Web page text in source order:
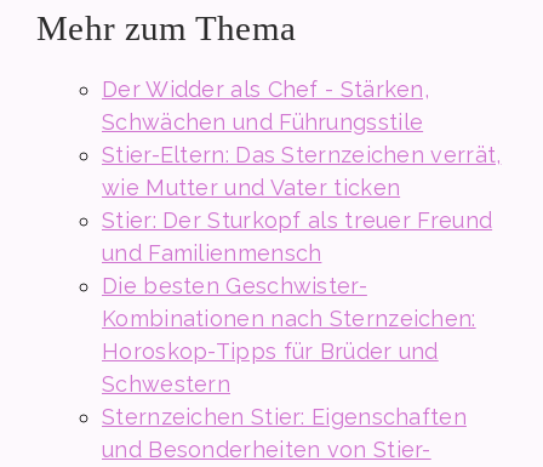
Mehr zum Thema
Der Widder als Chef - Stärken,
Schwächen und Führungsstile
Stier-Eltern: Das Sternzeichen verrät,
wie Mutter und Vater ticken
Stier: Der Sturkopf als treuer Freund
und Familienmensch
Die besten Geschwister-
Kombinationen nach Sternzeichen:
Horoskop-Tipps für Brüder und
Schwestern
Sternzeichen Stier: Eigenschaften
und Besonderheiten von Stier-